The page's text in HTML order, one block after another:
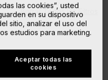
Borrar Todos los Filtros
Guisanteclose
las cookies”, usted
en su dispositivo
sitio, analizar el uso del
estudios para marketing.
Aceptar todas las
cookies